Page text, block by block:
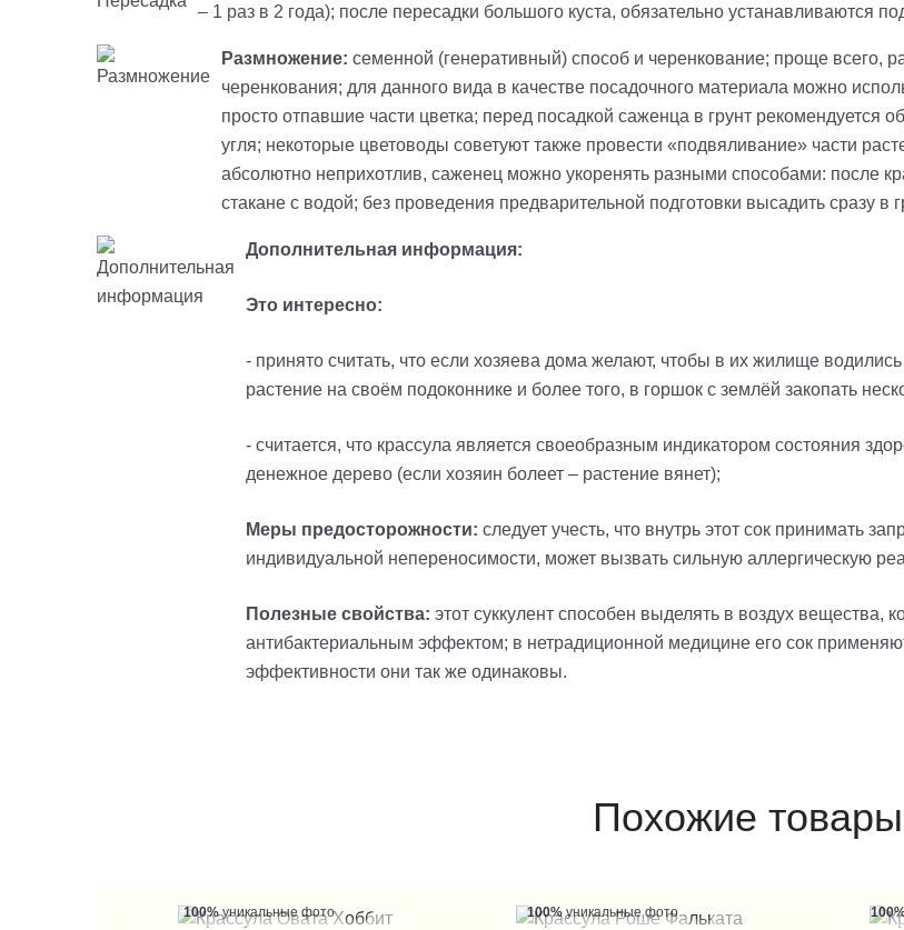
– 1 раз в 2 года); после пересадки большого куста, обязательно устанавливаются
Размножение: семенной (генеративный) способ и черенкование; проще всего,
черенкования; для данного вида в качестве посадочного материала можно
просто отпавшие части цветка; перед посадкой саженца в грунт рекомендуется
угля; некоторые цветоводы советуют также провести «подвяливание» части
абсолютно неприхотлив, саженец можно укоренять разными способами: после
стакане с водой; без проведения предварительной подготовки высадить сразу в
Дополнительная информация:
Это интересно:
- принято считать, что если хозяева дома желают, чтобы в их жилище
растение на своём подоконнике и более того, в горшок с землёй закопать
- считается, что крассула является своеобразным индикатором состояния
денежное дерево (если хозяин болеет – растение вянет);
Меры предосторожности: следует учесть, что внутрь этот сок принимать
индивидуальной непереносимости, может вызвать сильную аллергическую
Полезные свойства: этот суккулент способен выделять в воздух
антибактериальным эффектом; в нетрадиционной медицине его сок
эффективности они так же одинаковы.
Похожие товары
100%уникальные фото 100%уникальные фото